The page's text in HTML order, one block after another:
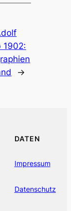
1902:
→
DATEN
Impressum
Datenschutz